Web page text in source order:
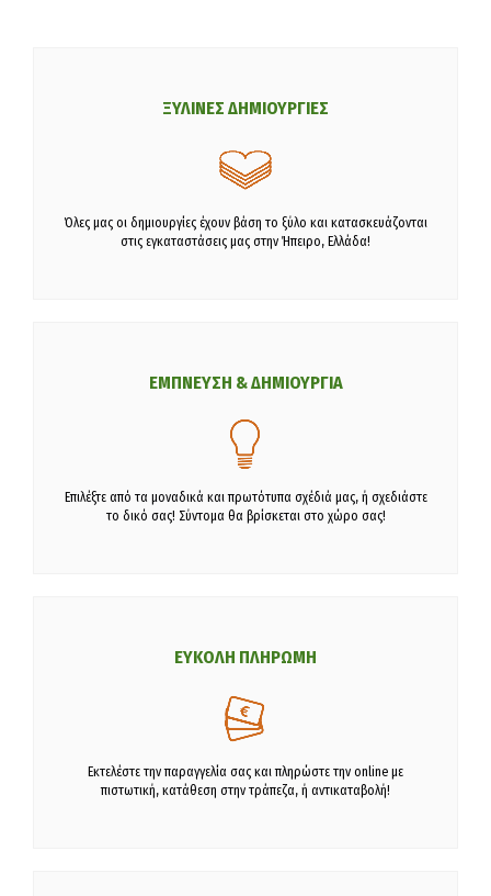
ΞΥΛΙΝΕΣ ΔΗΜΙΟΥΡΓΙΕΣ
Όλες μας οι δημιουργίες έχουν βάση το ξύλο και κατασκευάζονται
στις εγκαταστάσεις μας στην Ήπειρο, Ελλάδα!
ΕΜΠΝΕΥΣΗ & ΔΗΜΙΟΥΡΓΙΑ
Επιλέξτε από τα μοναδικά και πρωτότυπα σχέδιά μας, ή σχεδιάστε
το δικό σας! Σύντομα θα βρίσκεται στο χώρο σας!
ΕΥΚΟΛΗ ΠΛΗΡΩΜΗ
Εκτελέστε την παραγγελία σας και πληρώστε την online με
πιστωτική, κατάθεση στην τράπεζα, ή αντικαταβολή!